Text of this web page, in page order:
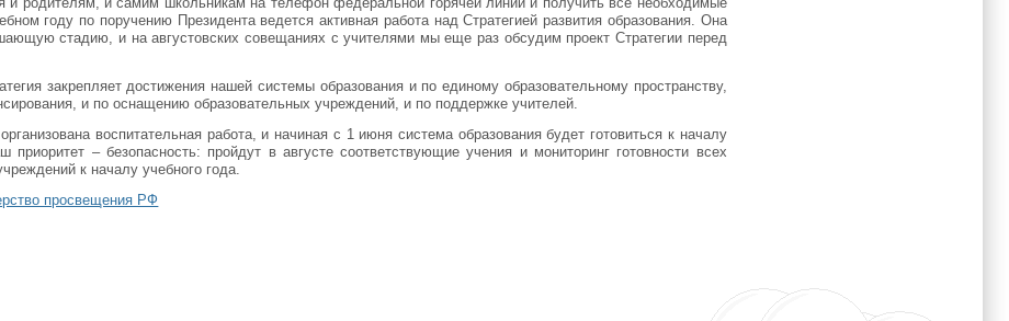
году по поручению Президента ведется активная работа над Стратегией развития образования. Она
стадию, и на августовских совещаниях с учителями мы еще раз обсудим проект Стратегии перед
закрепляет достижения нашей системы образования и по единому образовательному пространству,
и по оснащению образовательных учреждений, и по поддержке учителей.
воспитательная работа, и начиная с 1 июня система образования будет готовиться к началу
приоритет – безопасность: пройдут в августе соответствующие учения и мониторинг готовности всех
к началу учебного года.
просвещения РФ